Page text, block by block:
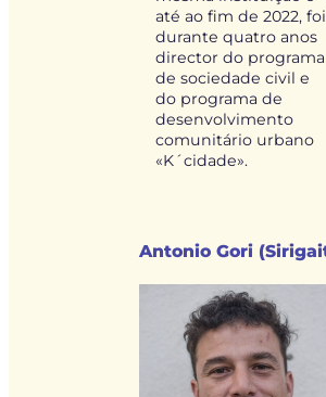
até ao fim de 2022, foi
durante quatro anos
director do programa
de sociedade civil e
do programa de
desenvolvimento
comunitário urbano
«K´cidade».
Antonio Gori